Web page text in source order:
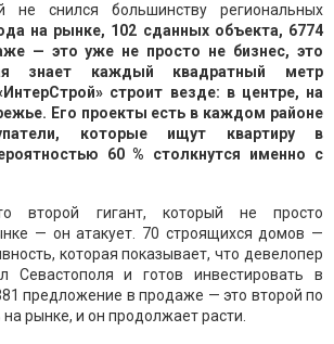
не снился большинству региональных
на рынке, 102 сданных объекта, 6774
— это уже не просто не бизнес, это
знает каждый квадратный метр
строит везде: в центре, на
Его проекты есть в каждом районе
которые ищут квартиру в
60 % столкнутся именно с
второй гигант, который не просто
— он атакует. 70 строящихся домов —
которая показывает, что девелопер
Севастополя и готов инвестировать в
предложение в продаже — это второй по
рынке, и он продолжает расти.